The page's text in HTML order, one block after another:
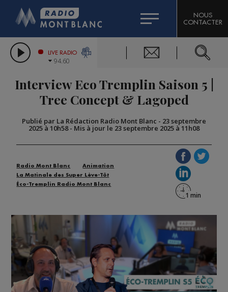
LES CHRONIQUES DE L'EXPERT
CITIZEN MACHINERY
GRAND MASSIF DOMAINES SKIABLES
BIGARD
COMPAGNIE DU MONT-BLANC
NOUS
CONTACTER
LIVE RADIO
94.60
Interview Eco Tremplin Saison 5 |
Tree Concept & Lagoped
Publié par La Rédaction Radio Mont Blanc - 23 septembre
2025 à 10h58- Mis à jour le 23 septembre 2025 à 11h08
Radio Mont Blanc
Animation
La Matinale des Super Lève-Tôt
Éco-Tremplin Radio Mont Blanc